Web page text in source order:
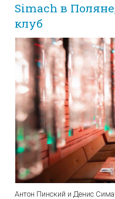
Simach в
клуб
Антон Пинский и Денис